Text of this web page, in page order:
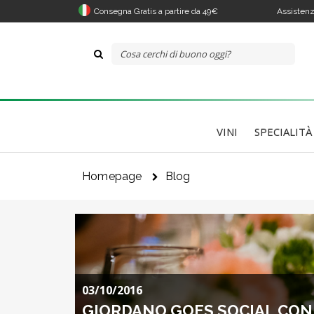
Consegna Gratis a partire da 49€
VINI SPECIALITÀ
Homepage Blog
03/10/2016
Il